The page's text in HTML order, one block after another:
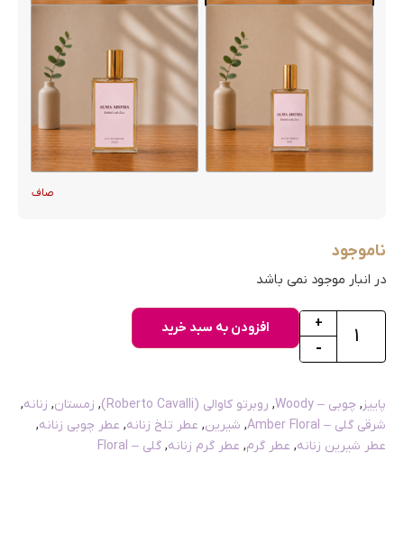
صاف
ناموجود
در انبار موجود نمی باشد
-
+ افزودن به سبد خرید
پاییز, چوبی – Woody , روبرتو کاوالی (Roberto Cavalli) , زمستان, زنانه,
شرقی گلی – Amber Floral
, شیرین, عطر تلخ زنانه, عطر چوبی زنانه,
عطر شیرین زنانه, عطر گرم, عطر گرم زنانه, گلی – Floral